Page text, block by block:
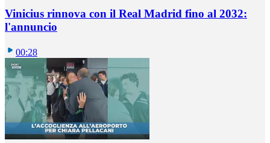
Vinicius rinnova con il Real Madrid fino al 2032:
l'annuncio
00:28